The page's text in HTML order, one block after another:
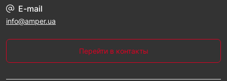
E-mail
info@amper.ua
Перейти в контакты